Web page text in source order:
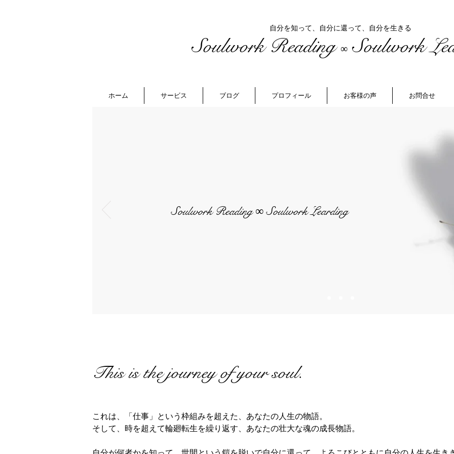
自分を知って、自分に還って、自分を生きる
Soulwork Reading ∞ Soulwork
ホーム サービス ブログ プロフィール お客様の声 お問合せ
Soulwork Reading∞ Soulwork Learding
This is the journey of your soul.
これは、「仕事」という枠組みを超えた、あなたの人生の物語。
そして、時を超えて輪廻転生を繰り返す、あなたの壮大な魂の成長物語。